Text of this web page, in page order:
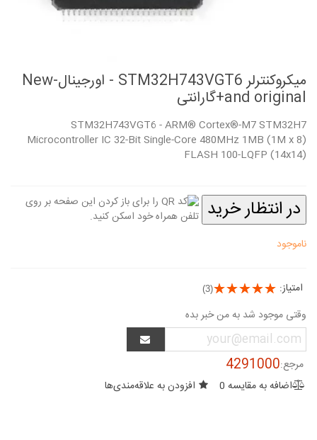
میکروکنترلر STM32H743VGT6 - اورجینال-New
and original+گارانتی
STM32H743VGT6 - ARM® Cortex®-M7 STM32H7
Microcontroller IC 32-Bit Single-Core 480MHz 1MB (1M x 8)
FLASH 100-LQFP (14x14)
در انتظار خرید
ناموجود
امتیاز: (3)
وقتی موجود شد به من خبر بده
مرجع:4291000
اضافه به مقایسه 0 افزودن به علاقه‌مندی‌ها